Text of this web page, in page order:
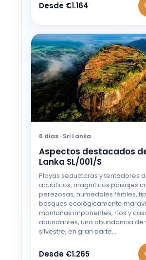
Desde €1.164
6 días · Sri Lanka
Aspectos destacados
Lanka SL/001/S
Playas seductoras y tentadores
acuáticos, magníficos paisajes
perezosas, humedales fértiles,
bosques ecológicamente
montañas imponentes, ríos y
abundantes, una abundancia de
silvestre, en gran parte…
Desde €1.265